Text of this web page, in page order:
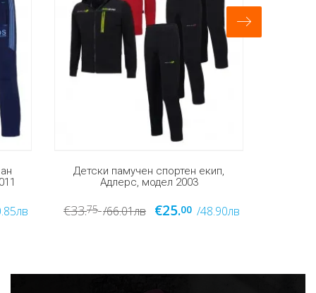
Детски памучен спортен екип,
Адлерс, модел 2009
€39.88 /78.00лв €30.00 /58.67лв